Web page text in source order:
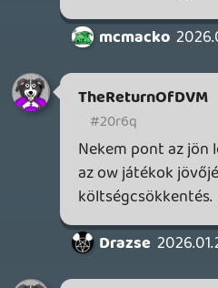
elrontsa, ami egyszer régen jó
& Bones után remekül
Sands of Time fiaskó is.
Külön vicces, hogy KREATÍV
nevezi ezeket az izéket, de
feladata ÚJ IP-k
Plasma 2026.01.21
Dont 2026.01.22 08:00:54
Első sorban régi PC-s
újrázásának lehetősége
Steam Machine. Akkor a
mellette lesz érv ezek